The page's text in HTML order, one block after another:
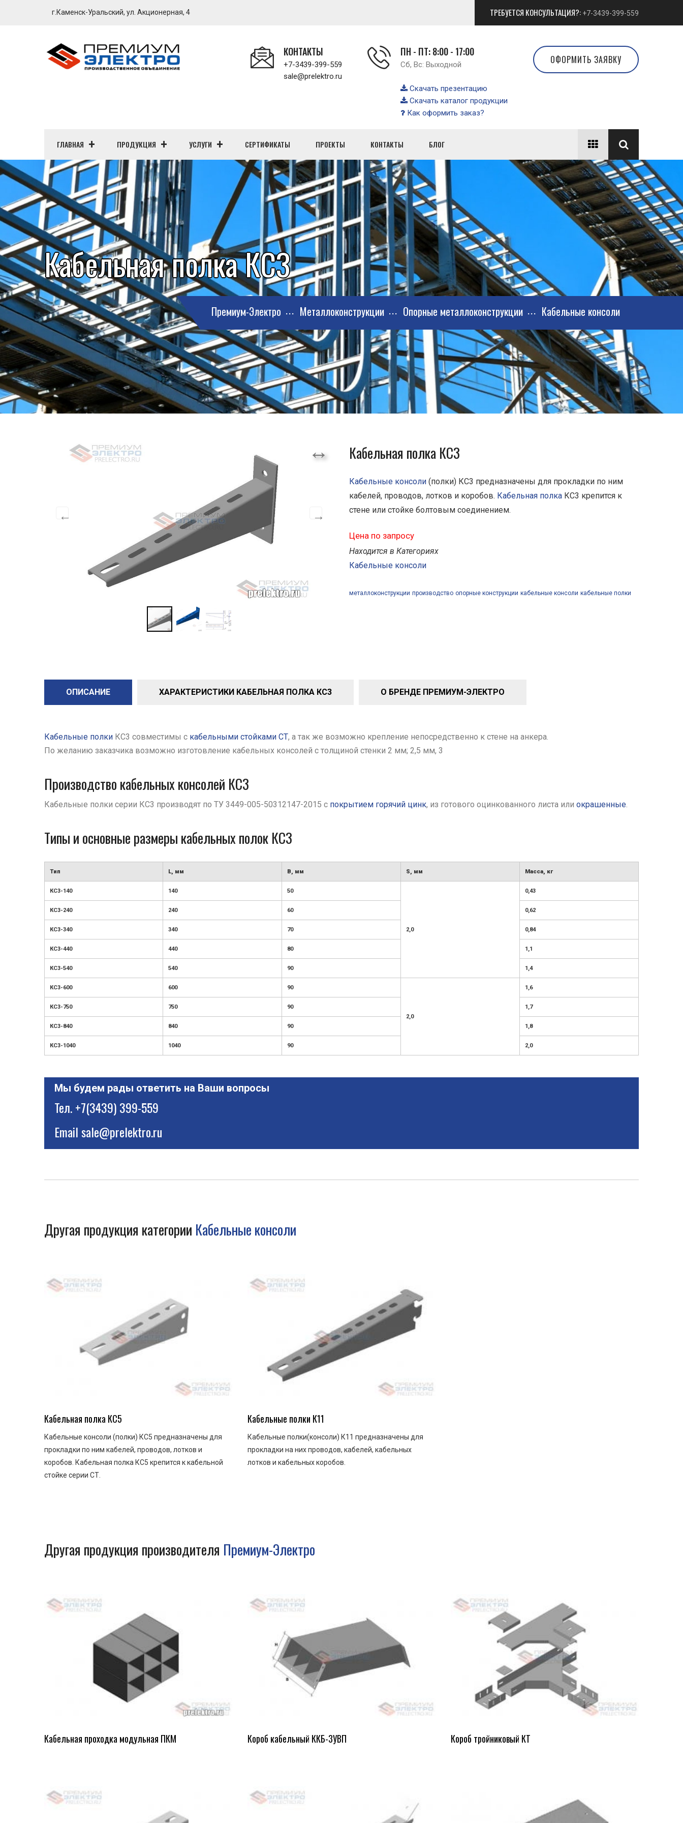
г.Каменск-Уральский, ул. Акционерная, 4 ТРЕБУЕТСЯ КОНСУЛЬТАЦИЯ?: +7-3439-399-559
КОНТАКТЫ
+7-3439-399-559
sale@prelektro.ru
ПН - ПТ: 8:00 - 17:00
Сб, Вс: Выходной
Скачать презентацию
Скачать каталог продукции
Как оформить заказ?
ОФОРМИТЬ ЗАЯВКУ
ГЛАВНАЯ ПРОДУКЦИЯ УСЛУГИ СЕРТИФИКАТЫ ПРОЕКТЫ КОНТАКТЫ БЛОГ
Кабельная полка КС3
Премиум-Электро Металлоконструкции Опорные металлоконструкции Кабельные консоли
Кабельная полка КС3
Кабельные консоли (полки) КС3 предназначены для прокладки по ним
кабелей, проводов, лотков и коробов. Кабельная полка КС3 крепится к
стене или стойке болтовым соединением.
Цена по запросу
Находится в Категориях
Кабельные консоли
металлоконструкции производство опорные конструкции кабельные консоли кабельные полки
ОПИСАНИЕ ХАРАКТЕРИСТИКИ КАБЕЛЬНАЯ ПОЛКА КС3 О БРЕНДЕ ПРЕМИУМ-ЭЛЕКТРО
Кабельные полки КС3 совместимы с кабельными стойками СТ, а так же возможно крепление непосредственно к стене на анкера.
По желанию заказчика возможно изготовление кабельных консолей с толщиной стенки 2 мм; 2,5 мм, 3
Производство кабельных консолей КС3
Кабельные полки серии КС3 производят по ТУ 3449-005-50312147-2015 с покрытием горячий цинк, из готового оцинкованного листа или окрашенные.
Типы и основные размеры кабельных полок КС3
Тип L, мм В, мм S, мм Масса, кг
КС3-140 140 50
2,0
0,43
КС3-240 240 60 0,62
КС3-340 340 70 0,84
КС3-440 440 80 1,1
КС3-540 540 90 1,4
КС3-600 600 90
2,0
1,6
КС3-750 750 90 1,7
КС3-840 840 90 1,8
КС3-1040 1040 90 2,0
Мы будем рады ответить на Ваши вопросы
Тел.+7(3439) 399-559
Emailsale@prelektro.ru
Другая продукция категории Кабельные консоли
Кабельная полка КС5
Кабельные консоли (полки) КС5 предназначены для
прокладки по ним кабелей, проводов, лотков и
коробов. Кабельная полка КС5 крепится к кабельной
стойке серии СТ.
Кабельные полки К11
Кабельные полки(консоли) К11 предназначены для
прокладки на них проводов, кабелей, кабельных
лотков и кабельных коробов.
Другая продукция производителя Премиум-Электро
Кабельная проходка модульная ПКМ Короб кабельный ККБ-3УВП Короб тройниковый КТ